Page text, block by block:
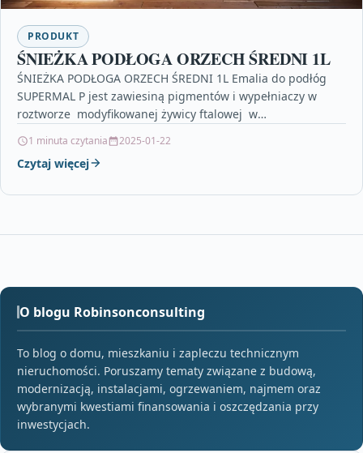
PRODUKT
ŚNIEŻKA PODŁOGA ORZECH ŚREDNI 1L
ŚNIEŻKA PODŁOGA ORZECH ŚREDNI 1L Emalia do podłóg
SUPERMAL P jest zawiesiną pigmentów i wypełniaczy w
roztworze modyfikowanej żywicy ftalowej w
1 minuta czytania 2025-01-22
Czytaj więcej
O blogu Robinsonconsulting
To blog o domu, mieszkaniu i zapleczu technicznym
nieruchomości. Poruszamy tematy związane z budową,
modernizacją, instalacjami, ogrzewaniem, najmem oraz
wybranymi kwestiami finansowania i oszczędzania przy
inwestycjach.